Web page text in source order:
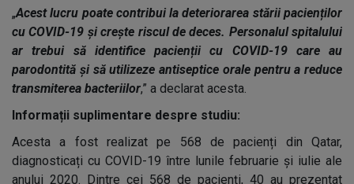
„Acest lucru poate contribui la deteriorarea stării pacienților
cu COVID-19 și crește riscul de deces. Personalul spitalului
ar trebui să identifice pacienții cu COVID-19 care au
parodontită și să utilizeze antiseptice orale pentru a reduce
transmiterea bacteriilor,” a declarat acesta.
Informații suplimentare despre studiu:
Acesta a fost realizat pe 568 de pacienți din Qatar,
diagnosticați cu COVID-19 între lunile februarie și iulie ale
anului 2020. Dintre cei 568 de pacienți, 40 au prezentat